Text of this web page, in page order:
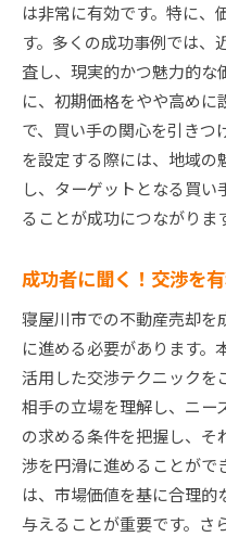
は非常に有効です。特に、
す。多くの成功事例では、
査し、現実的かつ魅力的な
に、初期価格をやや高めに
で、買い手の関心を引きつ
を設定する際には、地域の
し、ターゲットとなる買
ることが成功につながりま
成功者に聞く！交渉を
寝屋川市での不動産売却を
に進める必要があります。
活用した交渉テクニックを
相手の立場を理解し、ニー
の求める条件を把握し、そ
渉を円滑に進めることがで
は、市場価値を基に合理的
与えることが重要です。さ